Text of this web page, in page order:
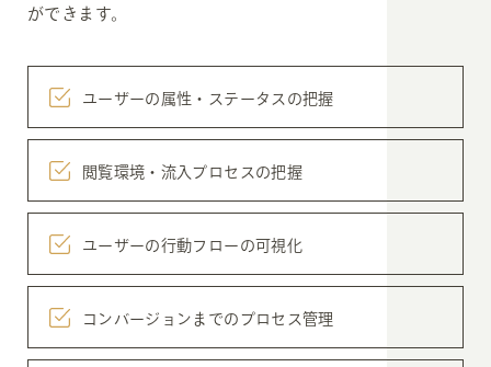
ができます。
ユーザーの属性・ ステータスの把握
閲覧環境・ 流入プロセスの把握
ユーザーの行動フローの可視化
コンバージョン までのプロセス管理